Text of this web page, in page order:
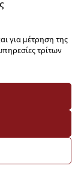
για μέτρηση της
τρίτων